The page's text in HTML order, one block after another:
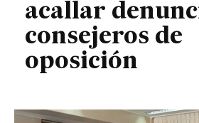
acallar
consejeros de
oposición